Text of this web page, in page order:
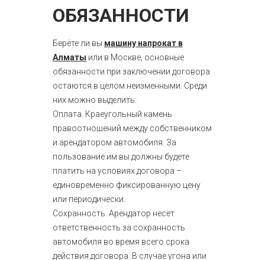
ОБЯЗАННОСТИ
Берёте ли вы машину напрокат в
Алматы или в Москве, основные
обязанности при заключении договора
остаются в целом неизменными. Среди
них можно выделить:
Оплата. Краеугольный камень
правоотношений между собственником
и арендатором автомобиля. За
пользование им вы должны будете
платить на условиях договора –
единовременно фиксированную цену
или периодически.
Сохранность. Арендатор несёт
ответственность за сохранность
автомобиля во время всего срока
действия договора. В случае угона или